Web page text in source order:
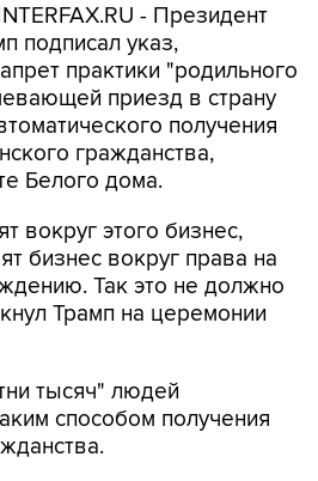
- Президент
подписал указ,
практики "родильного
приезд в страну
получения
гражданства,
Белого дома.
вокруг этого бизнес,
бизнес вокруг права на
Так это не должно
Трамп на церемонии
тысяч" людей
способом получения